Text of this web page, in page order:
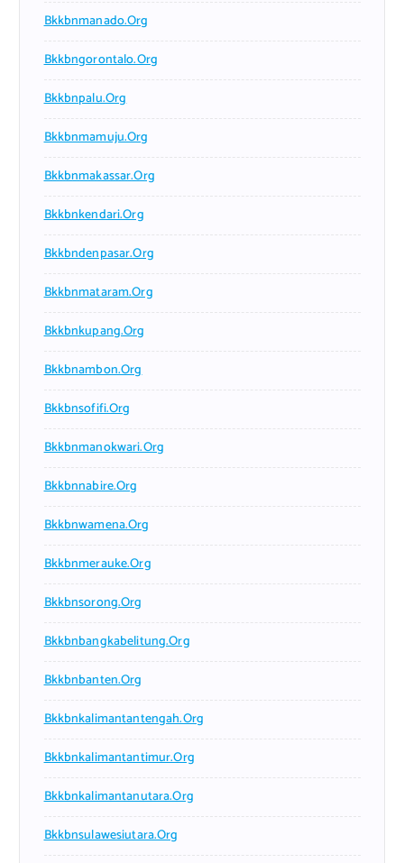
Bkkbnmanado.org
Bkkbngorontalo.org
Bkkbnpalu.org
Bkkbnmamuju.org
Bkkbnmakassar.org
Bkkbnkendari.org
Bkkbndenpasar.org
Bkkbnmataram.org
Bkkbnkupang.org
Bkkbnambon.org
Bkkbnsofifi.org
Bkkbnmanokwari.org
Bkkbnnabire.org
Bkkbnwamena.org
Bkkbnmerauke.org
Bkkbnsorong.org
Bkkbnbangkabelitung.org
Bkkbnbanten.org
Bkkbnkalimantantengah.org
Bkkbnkalimantantimur.org
Bkkbnkalimantanutara.org
Bkkbnsulawesiutara.org